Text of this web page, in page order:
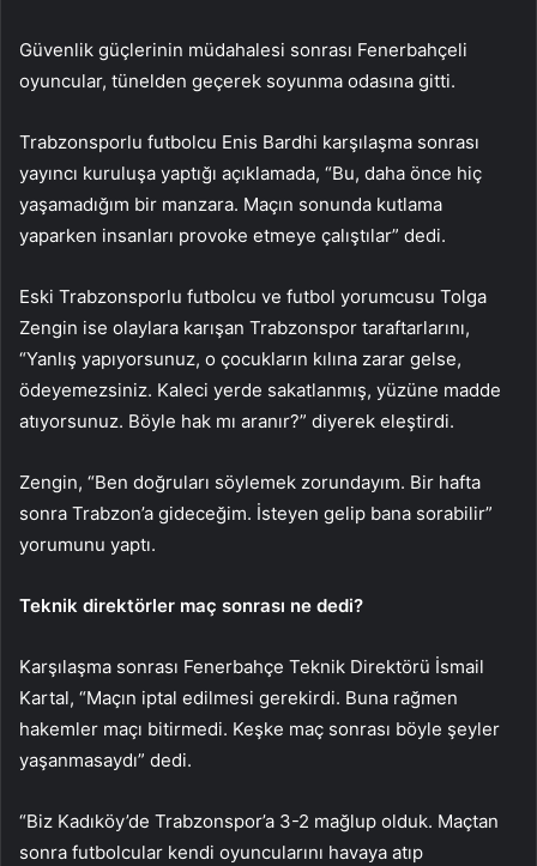
Güvenlik güçlerinin müdahalesi sonrası Fenerbahçeli
oyuncular, tünelden geçerek soyunma odasına gitti.
Trabzonsporlu futbolcu Enis Bardhi karşılaşma sonrası
yayıncı kuruluşa yaptığı açıklamada, “Bu, daha önce hiç
yaşamadığım bir manzara. Maçın sonunda kutlama
yaparken insanları provoke etmeye çalıştılar” dedi.
Eski Trabzonsporlu futbolcu ve futbol yorumcusu Tolga
Zengin ise olaylara karışan Trabzonspor taraftarlarını,
“Yanlış yapıyorsunuz, o çocukların kılına zarar gelse,
ödeyemezsiniz. Kaleci yerde sakatlanmış, yüzüne madde
atıyorsunuz. Böyle hak mı aranır?” diyerek eleştirdi.
Zengin, “Ben doğruları söylemek zorundayım. Bir hafta
sonra Trabzon’a gideceğim. İsteyen gelip bana sorabilir”
yorumunu yaptı.
Teknik direktörler maç sonrası ne dedi?
Karşılaşma sonrası Fenerbahçe Teknik Direktörü İsmail
Kartal, “Maçın iptal edilmesi gerekirdi. Buna rağmen
hakemler maçı bitirmedi. Keşke maç sonrası böyle şeyler
yaşanmasaydı” dedi.
“Biz Kadıköy’de Trabzonspor’a 3-2 mağlup olduk. Maçtan
sonra futbolcular kendi oyuncularını havaya atıp